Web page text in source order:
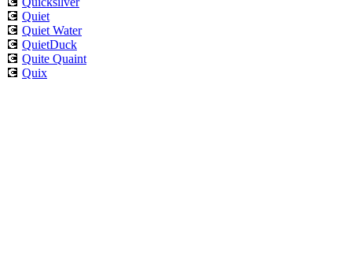
💽 Quiet
💽 Quiet Water
💽 QuietDuck
💽 Quite Quaint
💽 Quix